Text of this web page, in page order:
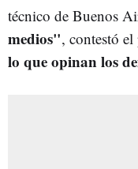
técnico de Buenos
medios", contestó
lo que opinan los